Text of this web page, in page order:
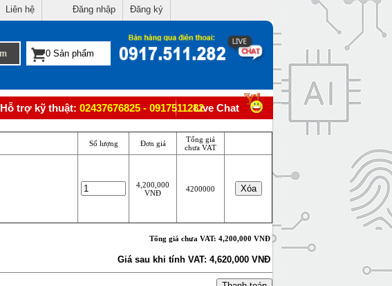
Liên hệ Đăng nhập Đăng ký
Live Chat
Hỗ trợ kỹ thuật: 02437676825 - 0917511282
Số lượng Đơn giá
Tổng giá
chưa VAT
4,200,000
VNĐ
4200000
Tổng giá chưa VAT: 4,200,000 VNĐ
Giá sau khi tính VAT: 4,620,000 VNĐ